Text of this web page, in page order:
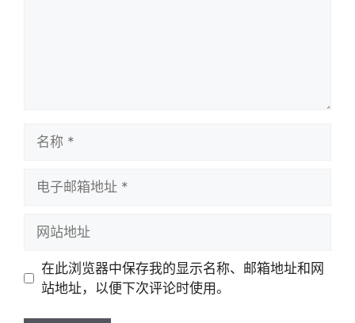
址
址
在此浏览器中保存我的显示名称、邮箱地址和网
站地址，以便下次评论时使用。